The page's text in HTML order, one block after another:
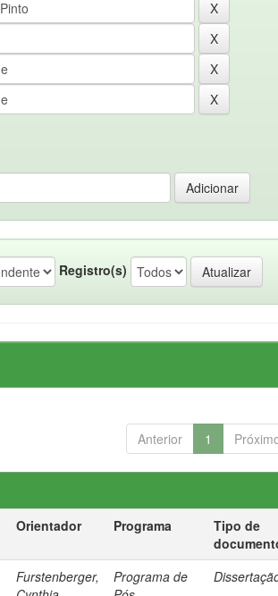
Registro(s)
Anterior 1
Orientador Programa
Tipo de
Furstenberger,
Programa de